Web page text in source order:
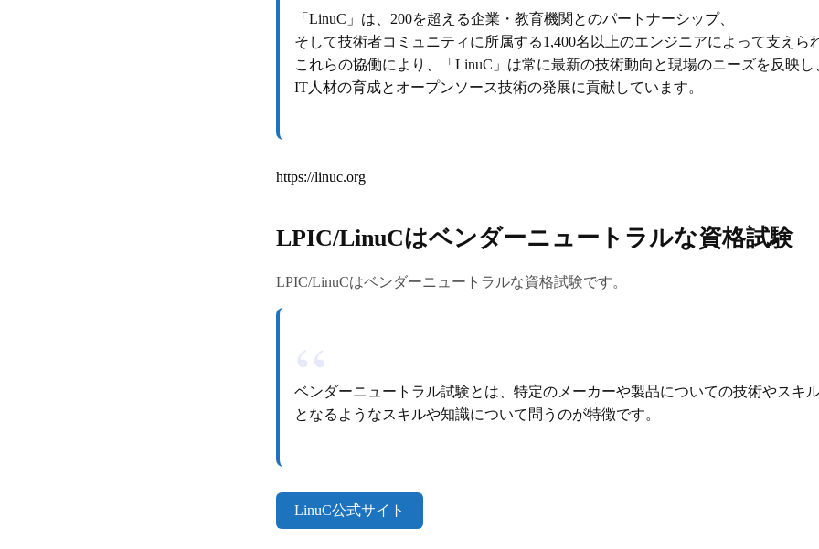
「LinuC」は、200を超える企業・教育機関とのパートナーシップ、
そして技術者コミュニティに所属する1,400名以上のエンジニアによって支えら
これらの協働により、「LinuC」は常に最新の技術動向と現場のニーズを反映し
IT人材の育成とオープンソース技術の発展に貢献しています。
https://linuc.org
LPIC/LinuCはベンダーニュートラルな資格試験
LPIC/LinuCはベンダーニュートラルな資格試験です。
ベンダーニュートラル試験とは、特定のメーカーや製品についての技術やスキ
となるようなスキルや知識について問うのが特徴です。
LinuC公式サイト